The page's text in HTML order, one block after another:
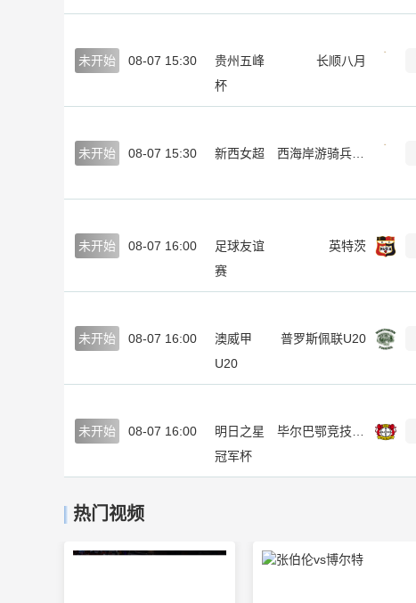
未开始 08-07 15:30
贵州五峰
杯
长顺八月
未开始 08-07 15:30 新西女超
未开始 08-07 16:00
足球友谊
赛
英特茨
未开始 08-07 16:00
澳威甲
U20
普罗斯佩联U20
未开始 08-07 16:00
明日之星
冠军杯
热门视频